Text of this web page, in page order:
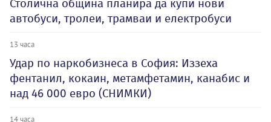
Столична община планира да купи нови
автобуси, тролеи, трамваи и електробуси
13 часа
Удар по наркобизнеса в София: Иззеха
фентанил, кокаин, метамфетамин, канабис и
над 46 000 евро (СНИМКИ)
14 часа